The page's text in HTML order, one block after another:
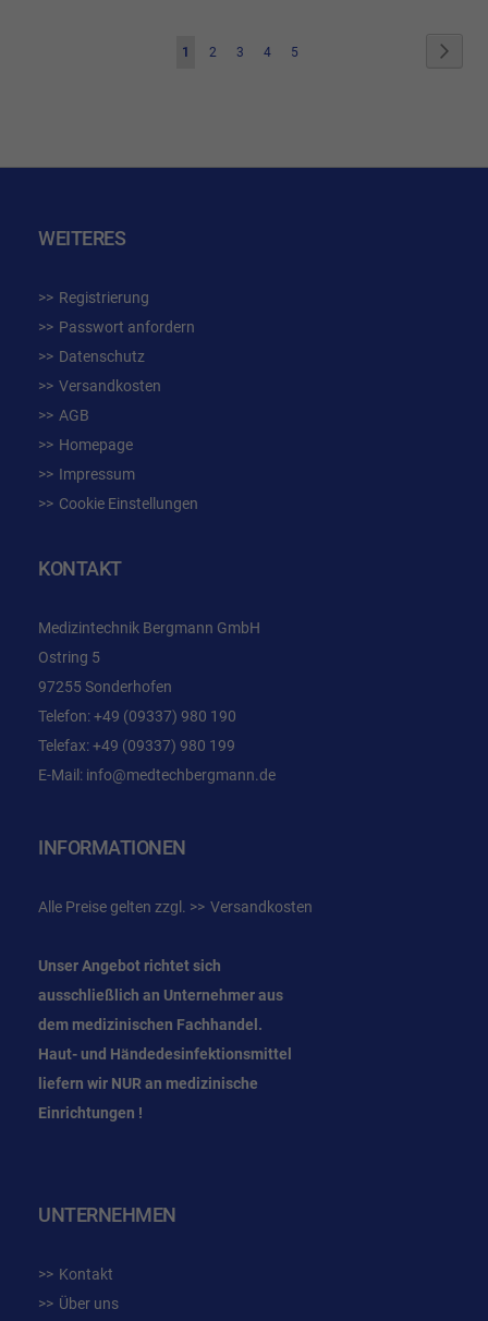
Seite
Sie
1 Seite
2 Seite
3 Seite
4 Seite
5
WEITERES
Registrierung
Passwort anfordern
Datenschutz
Versandkosten
AGB
Homepage
Impressum
Cookie Einstellungen
KONTAKT
Medizintechnik Bergmann GmbH
Ostring 5
97255 Sonderhofen
Telefon:+49 (09337) 980 190
Telefax: +49 (09337) 980 199
E-Mail: info@medtechbergmann.de
INFORMATIONEN
Alle Preise gelten zzgl. Versandkosten
Unser Angebot richtet sich
ausschließlich an Unternehmeraus
dem medizinischen Fachhandel.
Haut- und Händedesinfektionsmittel
liefern wir NUR an medizinische
Einrichtungen !
UNTERNEHMEN
Kontakt
Über uns